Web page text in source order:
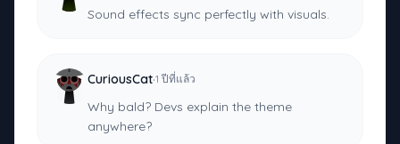
Sound effects sync perfectly with visuals.
CuriousCat·1 ปีที่แล้ว
Why bald? Devs explain the theme
anywhere?